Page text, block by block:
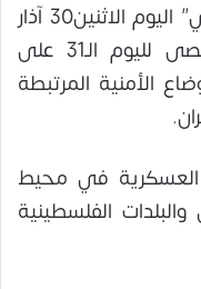
تواصل سلطات الاحتلال “الاسرائيلي” اليوم الاثنين30 آذار
2026 إغلاق باحات المسجد الأقصى لليوم الـ31 على
الأمنية المرتبطة
العسكرية في محيط
الفلسطينية